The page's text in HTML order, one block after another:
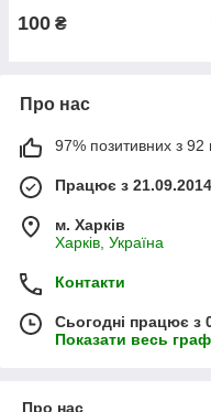
100 ₴
Про нас
97% позитивних з 92
Працює з 21.09.2014
м. Харків
Харків, Україна
Контакти
Сьогодні працює з
Показати весь
Про нас